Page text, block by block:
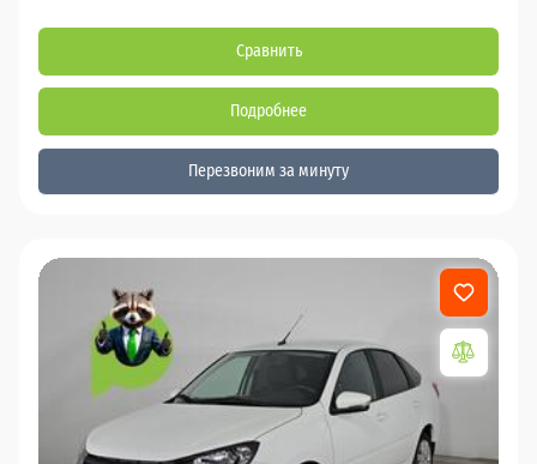
Сравнить
Подробнее
Перезвоним за минуту